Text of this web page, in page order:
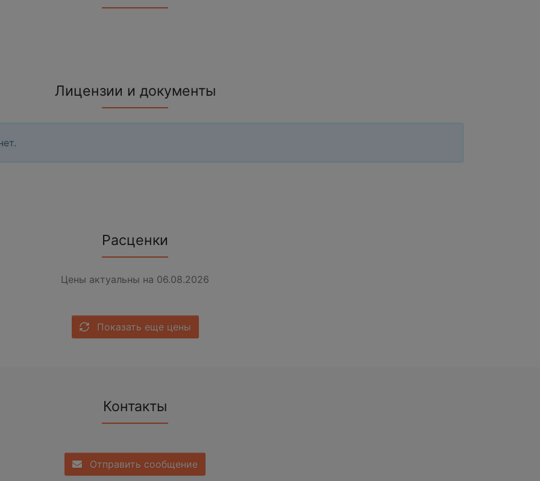
Лицензии и документы
Расценки
Цены актуальны на 06.08.2026
Показать еще цены
Контакты
Отправить сообщение